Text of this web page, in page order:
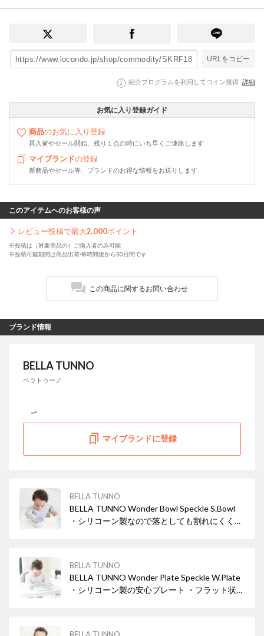
URLをコピー
紹介プログラムを利用してコイン獲得 詳細
お気に入り登録ガイド
商品のお気に入り登録
再入荷やセール開始、残り１点の時にいち早くご連絡します
マイブランドの登録
新商品やセール等、ブランドのお得な情報をお送りします
このアイテムへのお客様の声
レビュー投稿で最大2,000ポイント
※投稿は（対象商品の）ご購入者のみ可能
※投稿可能期間は商品出荷48時間後から30日間です
この商品に関するお問い合わせ
ブランド情報
BELLA TUNNO
ベラトゥーノ
マイブランドに登録
BELLA TUNNO
BELLA TUNNO Wonder Bowl Speckle S.Bowl
・シリコーン製なので落としても割れにくく、
BELLA TUNNO
BELLA TUNNO Wonder Plate Speckle W.Plate
・シリコーン製の安心プレート ・フラット状の
BELLA TUNNO